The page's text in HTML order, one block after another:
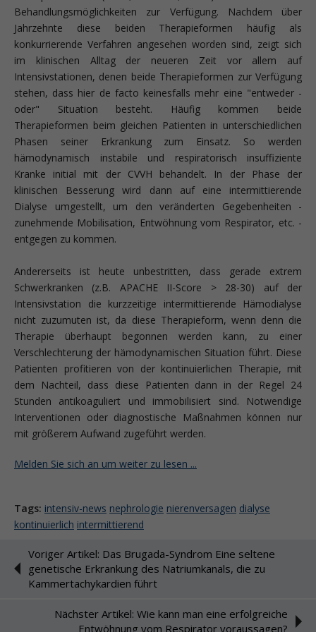
Behandlungsmöglichkeiten zur Verfügung. Nachdem über
Jahrzehnte diese beiden Therapieformen häufig als
konkurrierende Verfahren angesehen worden sind, zeigt sich
im klinischen Alltag der neueren Zeit vor allem auf
Intensivstationen, denen beide Therapieformen zur Verfügung
stehen, dass hier de facto keinesfalls mehr eine "entweder -
oder" Situation besteht. Häufig kommen beide
Therapieformen beim gleichen Patienten in unterschiedlichen
Phasen seiner Erkrankung zum Einsatz. So werden
hämodynamisch instabile und respiratorisch insuffiziente
Kranke initial mit der CVVH behandelt. In der Phase der
klinischen Besserung wird dann auf eine intermittierende
Dialyse umgestellt, um den veränderten Gegebenheiten -
zunehmende Mobilisation, Entwöhnung vom Respirator, etc. -
entgegen zu kommen.
Andererseits ist heute unbestritten, dass gerade extrem
Schwerkranken (z.B. APACHE II-Score > 28-30) auf der
Intensivstation die kurzzeitige intermittierende Hämodialyse
nicht zuzumuten ist, da diese Therapieform, wenn denn die
Therapie überhaupt begonnen werden kann, zu einer
Verschlechterung der hämodynamischen Situation führt. Diese
Patienten profitieren von der kontinuierlichen Therapie, mit
dem Nachteil, dass diese Patienten dann in der Regel 24
Stunden antikoaguliert und immobilisiert sind. Notwendige
Interventionen oder diagnostische Maßnahmen können nur
mit größerem Aufwand zugeführt werden.
Melden Sie sich an um weiter zu lesen ...
Tags: intensiv-news nephrologie nierenversagen dialyse
kontinuierlich intermittierend
Voriger Artikel: Das Brugada-Syndrom Eine seltene
genetische Erkrankung des Natriumkanals, die zu
Kammertachykardien führt
Nächster Artikel: Wie kann man eine erfolgreiche
Entwöhnung vom Respirator voraussagen?